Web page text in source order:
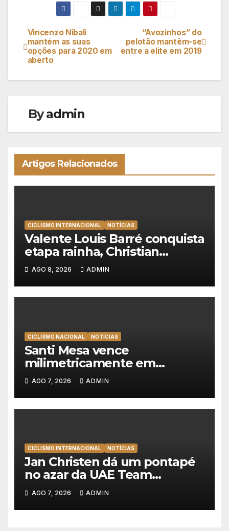
Navegação
de
artigos
“Avozinhos” do
pelotão mantêm-se
entre a elite em 2019
Vincenzo Nibali
mantém as suas
opções para 2020 em
aberto
Byadmin
Artigos Relacionados
CICLISMO INTERNACIONAL NOTÍCIAS
Valente Louis Barré conquista
etapa rainha, Christian
Scaroni é o novo líder da
Volta a Polónia
AGO 8, 2026 ADMIN
CICLISMO NACIONAL NOTÍCIAS
Santi Mesa vence
milimetricamente em
Albufeira, Rui Oliveira
mantém a amarela da Volta a
Portugal
AGO 7, 2026 ADMIN
CICLISMO INTERNACIONAL NOTÍCIAS
Jan Christen dá um pontapé
no azar da UAE Team
Emirates e vence na Volta a
Polónia
AGO 7, 2026 ADMIN